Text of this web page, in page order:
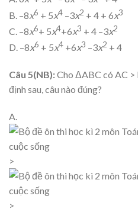
B. –8x6 + 5x4 –3x2 + 4 + 6x3
C. –8x6+ 5x4+6x3 + 4 –3x2
D. –8x6 + 5x4 +6x3 –3x2 + 4
Câu 5(NB):Cho ΔABC có AC >
định sau, câu nào đúng?
A.
>
>